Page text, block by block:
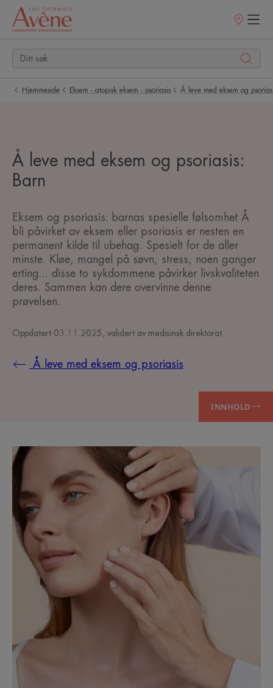
Utsalgssteder
Hjemmeside Eksem - atopisk eksem - psoriasis Å leve med eksem og
Å leve med eksem og psoriasis:
Barn
Eksem og psoriasis: barnas spesielle følsomhet Å
bli påvirket av eksem eller psoriasis er nesten en
permanent kilde til ubehag. Spesielt for de aller
minste. Kløe, mangel på søvn, stress, noen ganger
erting... disse to sykdommene påvirker livskvaliteten
deres. Sammen kan dere overvinne denne
prøvelsen.
Oppdatert 03.11.2025 , validert av medisinsk direktorat
Å leve med eksem og psoriasis
INNHOLD